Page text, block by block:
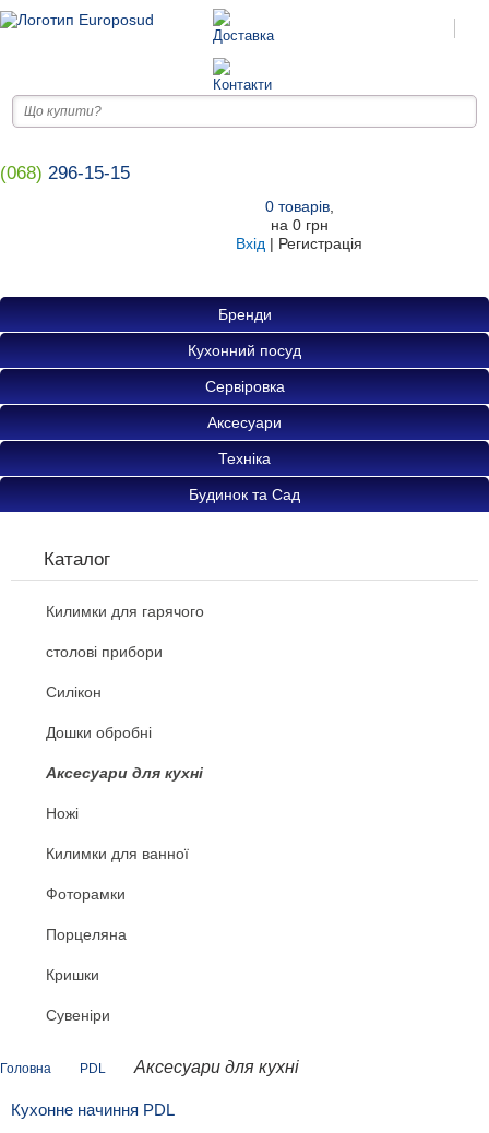
(068) 296-15-15
0товарів,
на 0 грн
Вхід | Регистрація
Бренди
Кухонний посуд
Сервіровка
Аксесуари
Техніка
Будинок та Сад
Каталог
Килимки для гарячого
столові прибори
Силікон
Дошки обробні
Аксесуари для кухні
Ножі
Килимки для ванної
Фоторамки
Порцеляна
Кришки
Сувеніри
Головна PDL Аксесуари для кухні
Кухонне начиння PDL